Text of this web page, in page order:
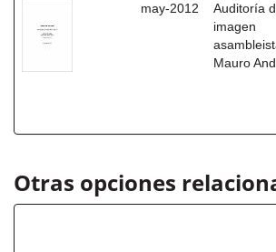
may-2012
Auditoría
imagen
Mauro
Otras opciones